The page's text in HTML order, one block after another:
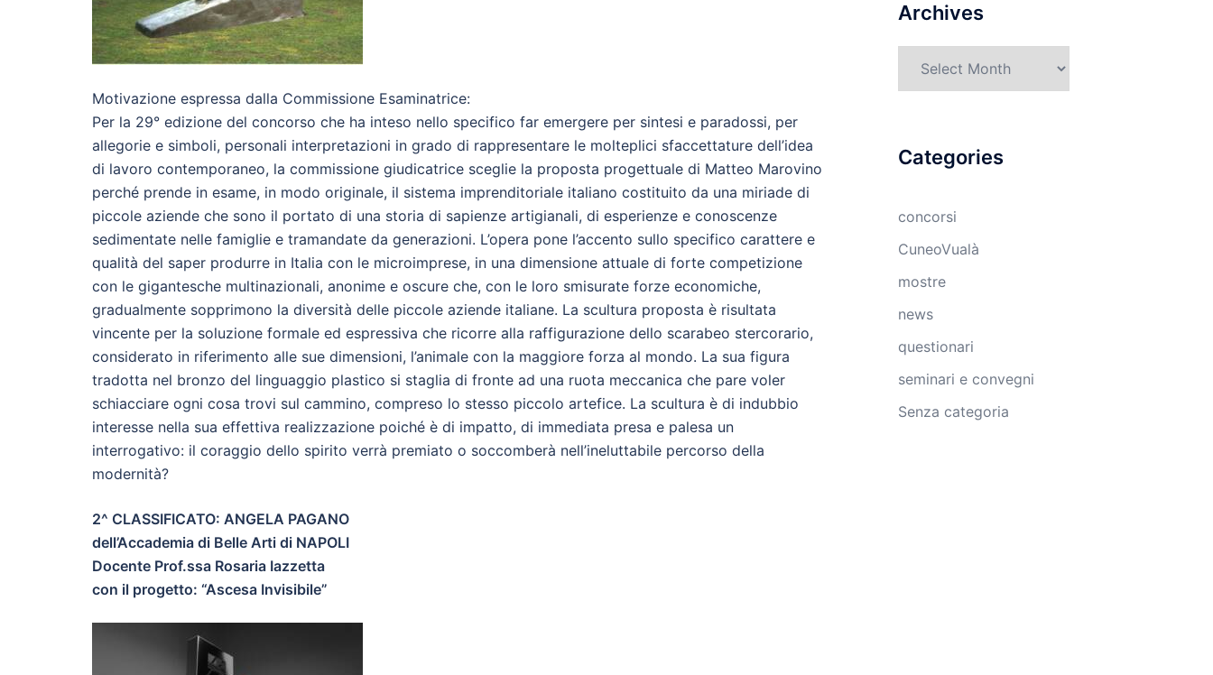
Motivazione espressa dalla Commissione Esaminatrice:
Per la 29° edizione del concorso che ha inteso nello specifico far emergere per sintesi e paradossi, per
allegorie e simboli, personali interpretazioni in grado di rappresentare le molteplici sfaccettature dell’idea
di lavoro contemporaneo, la commissione giudicatrice sceglie la proposta progettuale di Matteo Marovino
perché prende in esame, in modo originale, il sistema imprenditoriale italiano costituito da una miriade di
piccole aziende che sono il portato di una storia di sapienze artigianali, di esperienze e conoscenze
sedimentate nelle famiglie e tramandate da generazioni. L’opera pone l’accento sullo specifico carattere e
qualità del saper produrre in Italia con le microimprese, in una dimensione attuale di forte competizione
con le gigantesche multinazionali, anonime e oscure che, con le loro smisurate forze economiche,
gradualmente sopprimono la diversità delle piccole aziende italiane. La scultura proposta è risultata
vincente per la soluzione formale ed espressiva che ricorre alla raffigurazione dello scarabeo stercorario,
considerato in riferimento alle sue dimensioni, l’animale con la maggiore forza al mondo. La sua figura
tradotta nel bronzo del linguaggio plastico si staglia di fronte ad una ruota meccanica che pare voler
schiacciare ogni cosa trovi sul cammino, compreso lo stesso piccolo artefice. La scultura è di indubbio
interesse nella sua effettiva realizzazione poiché è di impatto, di immediata presa e palesa un
interrogativo: il coraggio dello spirito verrà premiato o soccomberà nell’ineluttabile percorso della
modernità?
2^ CLASSIFICATO: ANGELA PAGANO
dell’Accademia di Belle Arti di NAPOLI
Docente Prof.ssa Rosaria Iazzetta
con il progetto: “Ascesa Invisibile”
Archives
Categories
concorsi
CuneoVualà
mostre
news
questionari
seminari e convegni
Senza categoria